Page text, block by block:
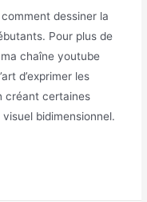
dessiner la
Pour plus de
chaîne youtube
d’exprimer les
créant certaines
bidimensionnel.